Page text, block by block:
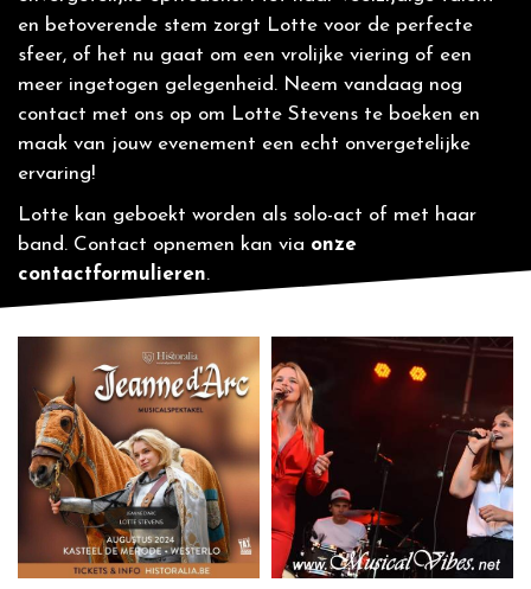
en betoverende stem zorgt Lotte voor de perfecte
sfeer, of het nu gaat om een vrolijke viering of een
meer ingetogen gelegenheid. Neem vandaag nog
contact met ons op om Lotte Stevens te boeken en
maak van jouw evenement een echt onvergetelijke
ervaring!
Lotte kan geboekt worden als solo-act of met haar
band. Contact opnemen kan via onze
contactformulieren.